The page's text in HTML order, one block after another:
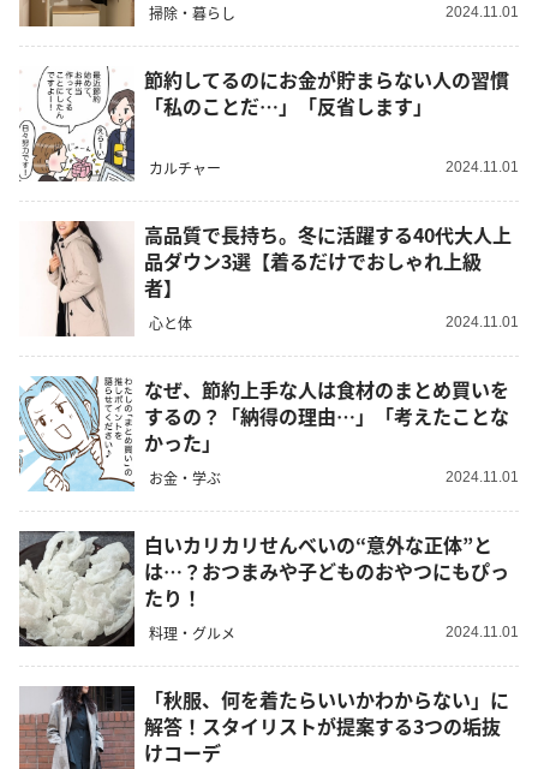
掃除・暮らし 2024.11.01
節約してるのにお金が貯まらない人の習慣
「私のことだ…」「反省します」
カルチャー 2024.11.01
高品質で長持ち。冬に活躍する40代大人上
品ダウン3選【着るだけでおしゃれ上級
者】
心と体 2024.11.01
なぜ、節約上手な人は食材のまとめ買いを
するの？「納得の理由…」「考えたことな
かった」
お金・学ぶ 2024.11.01
白いカリカリせんべいの“意外な正体”と
は…？おつまみや子どものおやつにもぴっ
たり！
料理・グルメ 2024.11.01
「秋服、何を着たらいいかわからない」に
解答！スタイリストが提案する3つの垢抜
けコーデ